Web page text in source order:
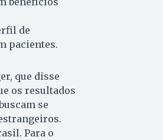
de
pacientes.
que disse
os resultados
se
Para o